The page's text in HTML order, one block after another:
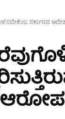
ಸರ್ಕಾರದ
ಆರೋಪ